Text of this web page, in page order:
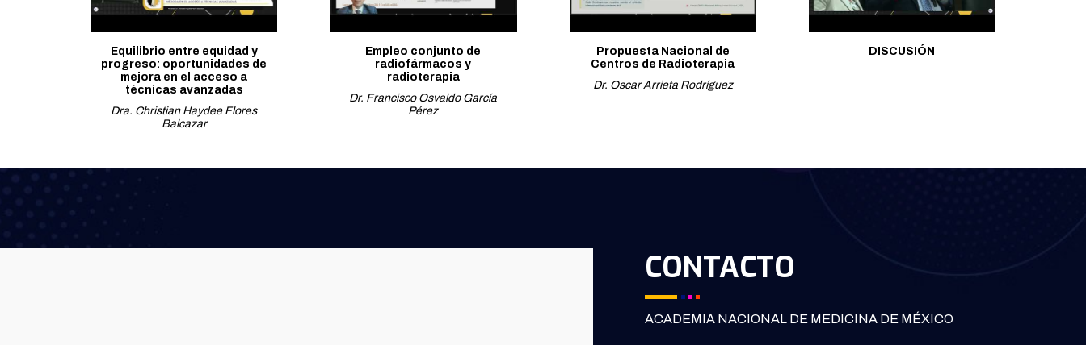
Equilibrio entre equidad y
progreso: oportunidades de
mejora en el acceso a
técnicas avanzadas
Dra. Christian Haydee Flores
Balcazar
Empleo conjunto de
radiofármacos y
radioterapia
Dr. Francisco Osvaldo García
Pérez
Propuesta Nacional de
Centros de Radioterapia
Dr. Oscar Arrieta Rodríguez
DISCUSIÓN
CONTACTO
ACADEMIA NACIONAL DE MEDICINA DE MÉXICO